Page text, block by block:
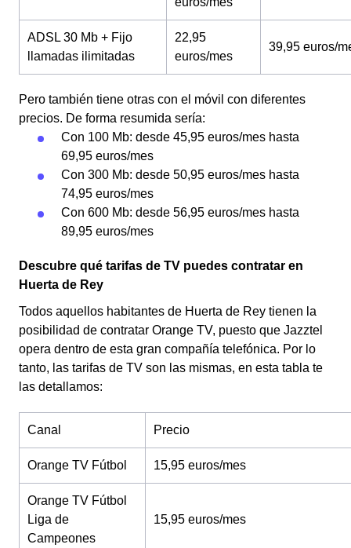
ADSL 30 Mb + Fijo
llamadas ilimitadas
22,95
euros/mes
39,95 euros/
Pero también tiene otras con el móvil con diferentes
precios. De forma resumida sería:
Con 100 Mb: desde 45,95 euros/mes hasta
69,95 euros/mes
Con 300 Mb: desde 50,95 euros/mes hasta
74,95 euros/mes
Con 600 Mb: desde 56,95 euros/mes hasta
89,95 euros/mes
Descubre qué tarifas de TV puedes contratar en
Huerta de Rey
Todos aquellos habitantes de Huerta de Rey tienen la
posibilidad de contratar Orange TV, puesto que Jazztel
opera dentro de esta gran compañía telefónica. Por lo
tanto, las tarifas de TV son las mismas, en esta tabla te
las detallamos:
Canal Precio
Orange TV Fútbol 15,95 euros/mes
Orange TV Fútbol
Liga de
Campeones
15,95 euros/mes